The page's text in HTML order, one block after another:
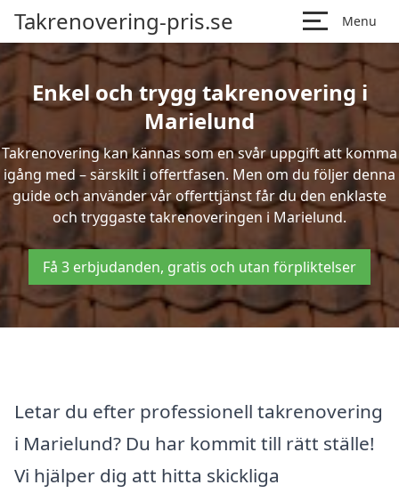
Takrenovering-pris.se Menu
Enkel och trygg takrenovering i
Marielund
Takrenovering kan kännas som en svår uppgift att komma
igång med – särskilt i offertfasen. Men om du följer denna
guide och använder vår offerttjänst får du den enklaste
och tryggaste takrenoveringen i Marielund.
Få 3 erbjudanden, gratis och utan förpliktelser
Letar du efter professionell takrenovering
i Marielund? Du har kommit till rätt ställe!
Vi hjälper dig att hitta skickliga